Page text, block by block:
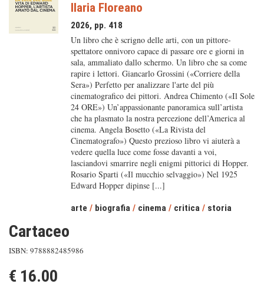
Ilaria Floreano
2026, pp. 418
Un libro che è scrigno delle arti, con un pittore-
spettatore onnivoro capace di passare ore e giorni in
sala, ammaliato dallo schermo. Un libro che sa come
rapire i lettori. Giancarlo Grossini («Corriere della
Sera») Perfetto per analizzare l'arte del più
cinematografico dei pittori. Andrea Chimento («Il Sole
24 ORE») Un’appassionante panoramica sull’artista
che ha plasmato la nostra percezione dell’America al
cinema. Angela Bosetto («La Rivista del
Cinematografo») Questo prezioso libro vi aiuterà a
vedere quella luce come fosse davanti a voi,
lasciandovi smarrire negli enigmi pittorici di Hopper.
Rosario Sparti («Il mucchio selvaggio») Nel 1925
Edward Hopper dipinse [...]
arte / biografia / cinema / critica / storia
Cartaceo
ISBN: 9788882485986
€ 16.00